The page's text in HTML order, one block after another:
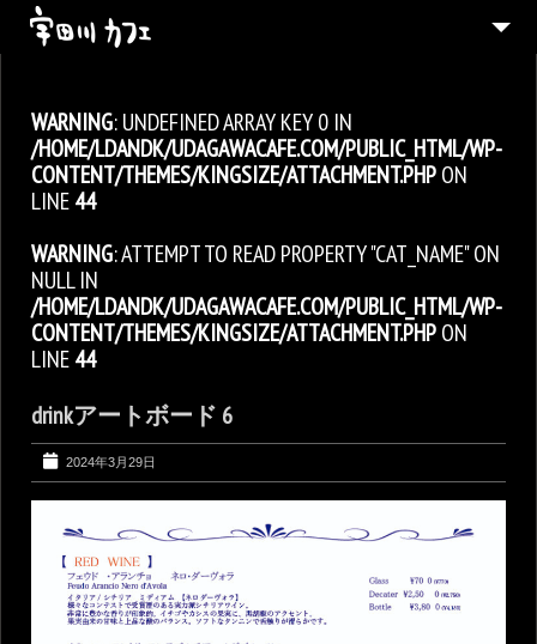
MENU
CONTACT
ENGLISH
WARNING: UNDEFINED ARRAY KEY 0 IN
/HOME/LDANDK/UDAGAWACAFE.COM/PUBLIC_HTML/WP-
CONTENT/THEMES/KINGSIZE/ATTACHMENT.PHPON
LINE44
WARNING: ATTEMPT TO READ PROPERTY "CAT_NAME" ON
NULL IN
/HOME/LDANDK/UDAGAWACAFE.COM/PUBLIC_HTML/WP-
CONTENT/THEMES/KINGSIZE/ATTACHMENT.PHPON
LINE44
drinkアートボード 6
2024年3月29日